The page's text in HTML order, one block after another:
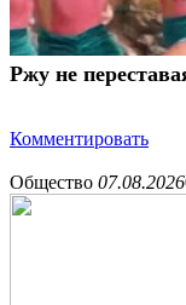
Ржу не
Комментировать
Общество 07.08.2026